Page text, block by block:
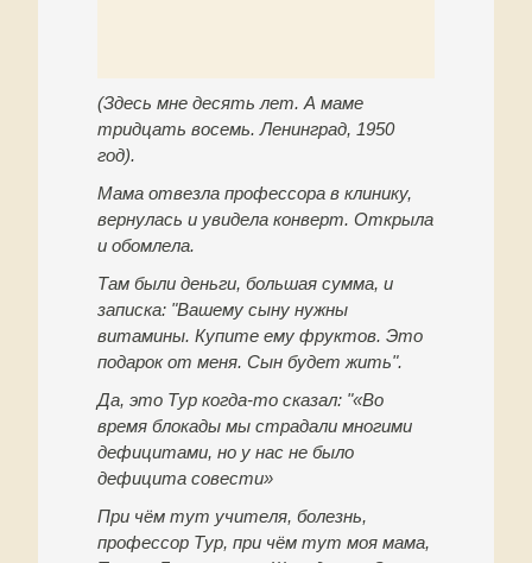
(Здесь мне десять лет. А маме
тридцать восемь. Ленинград, 1950
год).
Мама отвезла профессора в клинику,
вернулась и увидела конверт. Открыла
и обомлела.
Там были деньги, большая сумма, и
записка: "Вашему сыну нужны
витамины. Купите ему фруктов. Это
подарок от меня. Сын будет жить".
Да, это Тур когда-то сказал: "«Во
время блокады мы страдали многими
дефицитами, но у нас не было
дефицита совести»
При чём тут учителя, болезнь,
профессор Тур, при чём тут моя мама,